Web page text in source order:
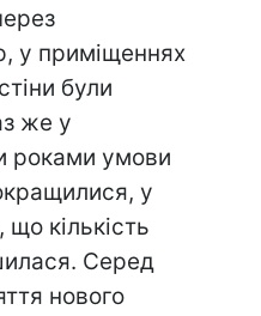
у приміщеннях
були
же у
роками умови
у
кількість
Серед
нового